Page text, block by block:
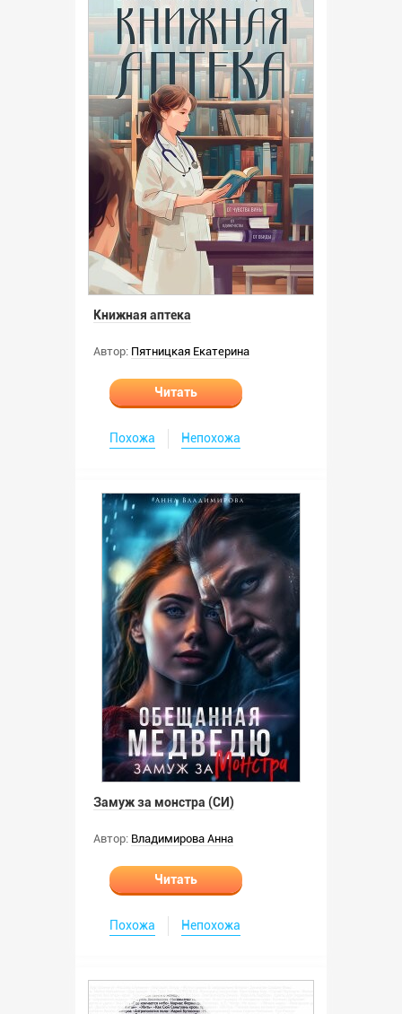
Книжная аптека
Автор: Пятницкая Екатерина
Читать
Похожа Непохожа
Замуж за монстра (СИ)
Автор: Владимирова Анна
Читать
Похожа Непохожа